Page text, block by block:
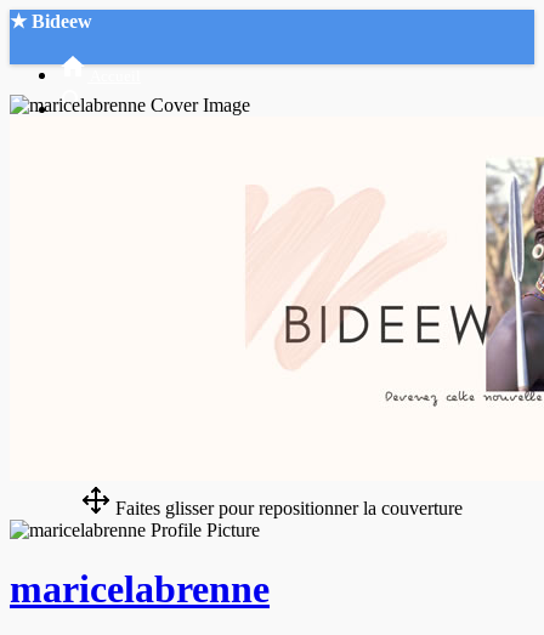
★ Bideew
Faites glisser pour repositionner la couverture
maricelabrenne